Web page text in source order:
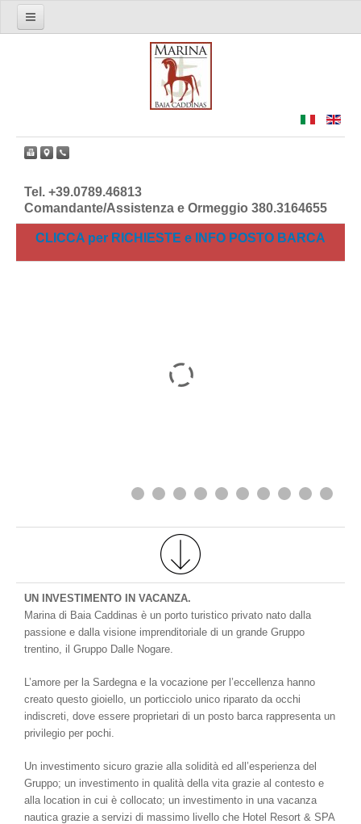
Il Marina di Baia Caddinas
Dove Siamo
Tel. +39.0789.46813
Comandante/Assistenza e Ormeggio 380.3164655
CLICCA per RICHIESTE e INFO POSTO BARCA
UN INVESTIMENTO IN VACANZA.
Marina di Baia Caddinas è un porto turistico privato nato dalla
passione e dalla visione imprenditoriale di un grande Gruppo
trentino, il Gruppo Dalle Nogare.
L’amore per la Sardegna e la vocazione per l’eccellenza hanno
creato questo gioiello, un porticciolo unico riparato da occhi
indiscreti, dove essere proprietari di un posto barca rappresenta un
privilegio per pochi.
Un investimento sicuro grazie alla solidità ed all’esperienza del
Gruppo; un investimento in qualità della vita grazie al contesto e
alla location in cui è collocato; un investimento in una vacanza
nautica grazie a servizi di massimo livello che Hotel Resort & SPA